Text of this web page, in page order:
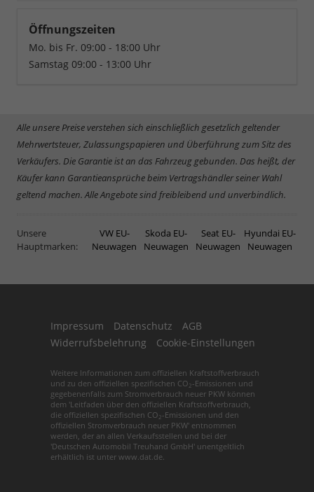
Öffnungszeiten
Mo. bis Fr. 09:00 - 18:00 Uhr
Samstag 09:00 - 13:00 Uhr
Alle unsere Preise verstehen sich einschließlich gesetzlich geltender
Mehrwertsteuer, Zulassungspapieren und Überführung zum Sitz des
Verkäufers. Die Garantie ist an das Fahrzeug gebunden. Das heißt, der
Käufer kann Garantieansprüche beim Vertragshändler seiner Wahl
geltend machen. Alle Angebote sind freibleibend und unverbindlich.
Unsere
Hauptmarken:
VW EU-
Neuwagen
Skoda EU-
Neuwagen
Seat EU-
Neuwagen
Hyundai EU-
Neuwagen
Impressum Datenschutz
AGB
Widerrufsbelehrung
Cookie-Einstellungen
Weitere Informationen zum offiziellen Kraftstoffverbrauch
und zu den offiziellen spezifischen CO2 -Emissionen und
gegebenenfalls zum Stromverbrauch neuer PKW können
dem 'Leitfaden über den offiziellen Kraftstoffverbrauch,
die offiziellen spezifischen CO2 -Emissionen und den
offiziellen Stromverbrauch neuer PKW' entnommen
werden, der an allen Verkaufsstellen und bei der
'Deutschen Automobil Treuhand GmbH' unentgeltlich
erhältlich ist unter www.dat.de.